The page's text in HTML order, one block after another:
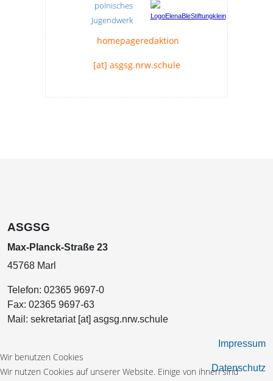
homepageredaktion
[at] asgsg.nrw.schule
ASGSG
Max-Planck-Straße 23
45768 Marl
Telefon: 02365 9697-0
Fax: 02365 9697-63
Mail: sekretariat [at] asgsg.nrw.schule
Impressum
Datenschutz
Wir benutzen Cookies
Wir nutzen Cookies auf unserer Website. Einige von ihnen sind